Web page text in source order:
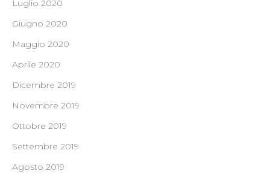
Luglio 2020
Giugno 2020
Maggio 2020
Aprile 2020
Dicembre 2019
Novembre 2019
Ottobre 2019
Settembre 2019
Agosto 2019